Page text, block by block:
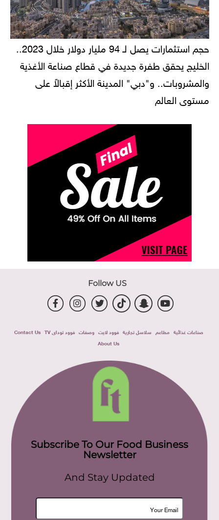
حجم استثمارات يصل لـ 94 مليار دولار خلال 2023..
الخليج يحقق طفرة جديدة في قطاع صناعة الأغذية
والمشروبات.. و"دبي" المدينة الأكثر إقبالاً على
مستوى العالم
Follow US
صناعات غذائية مطاعم سلاسل تجارية فوود لايت وصفات فوود توداى TV
Contact Us
About Us
Subscribe To Our Food Business
Newsletter
And Stay Updated